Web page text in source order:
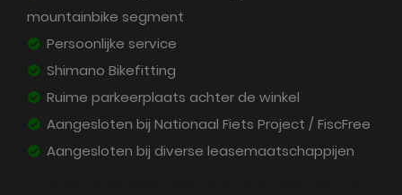
mountainbike segment
Persoonlijke service
Shimano Bikefitting
Ruime parkeerplaats achter de winkel
Aangesloten bij Nationaal Fiets Project / FiscFree
Aangesloten bij diverse leasemaatschappijen